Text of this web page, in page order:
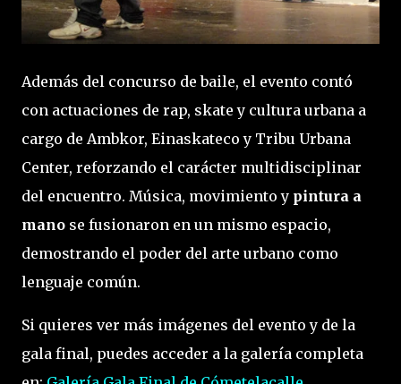
Además del concurso de baile, el evento contó
con actuaciones de rap, skate y cultura urbana a
cargo de Ambkor, Einaskateco y Tribu Urbana
Center, reforzando el carácter multidisciplinar
del encuentro. Música, movimiento y pintura a
mano se fusionaron en un mismo espacio,
demostrando el poder del arte urbano como
lenguaje común.
Si quieres ver más imágenes del evento y de la
gala final, puedes acceder a la galería completa